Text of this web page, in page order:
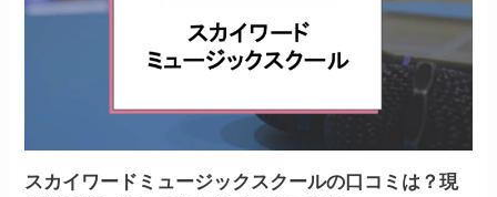
スカイワードミュージックスクールの口コミは？現